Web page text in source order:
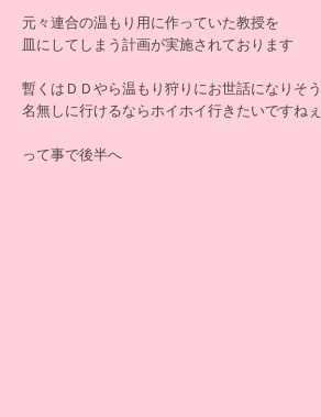
元々連合の温もり用に作っていた教授を
皿にしてしまう計画が実施されております
暫くはＤＤやら温もり狩りにお世話になりそ
名無しに行けるならホイホイ行きたいですね
って事で後半へ